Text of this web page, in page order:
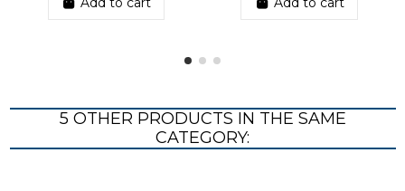
5 OTHER PRODUCTS IN THE SAME
CATEGORY: